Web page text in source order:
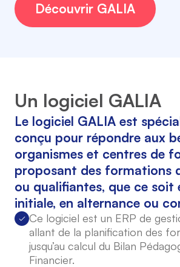
Découvrir GALIA
Un logiciel GALIA
Le logiciel GALIA est
conçu pour répondre aux
organismes et centres de
proposant des formations
ou qualifiantes, que ce
initiale, en alternance ou
Ce logiciel est un ERP de
allant de la planification des
jusqu’au calcul du Bilan
Financier.